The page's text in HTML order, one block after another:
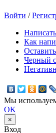
Войти /
Как
Черный
Мы
OK
×
Вход